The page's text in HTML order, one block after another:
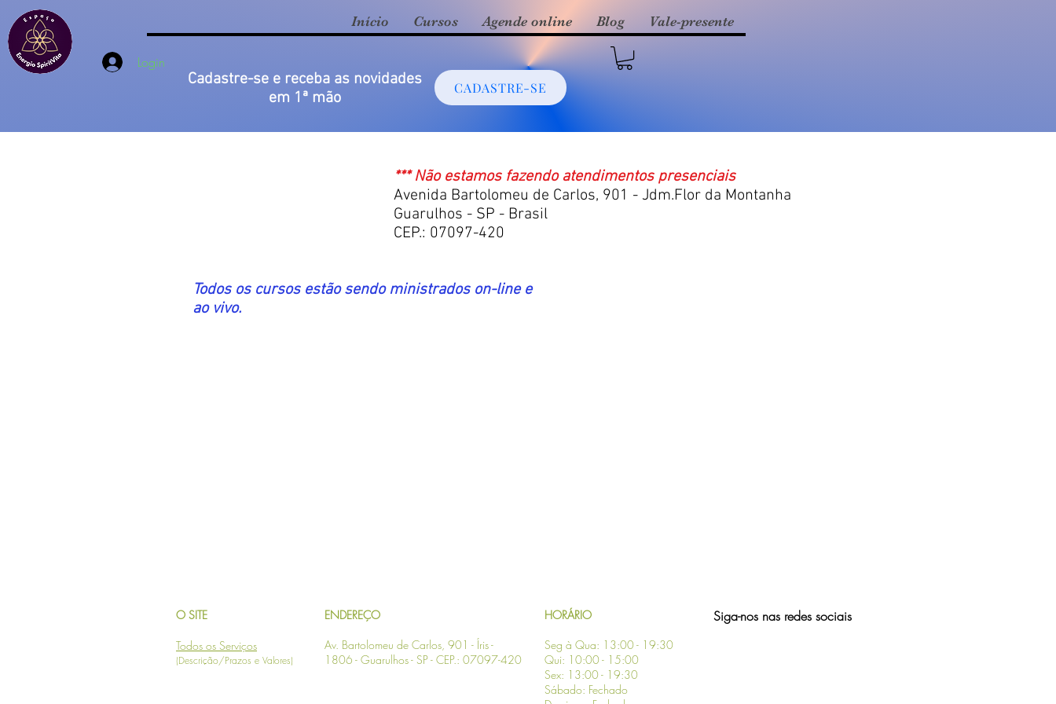
Início Cursos Agende online Blog Vale-presente
Login
Cadastre-se e receba as novidades
em 1ª mão
CADASTRE-SE
*** Não estamos fazendo atendimentos presenciais
Avenida Bartolomeu de Carlos, 901 - Jdm.Flor da Montanha
Guarulhos - SP - Brasil
CEP.: 07097-420
Todos os cursos estão sendo ministrados on-line e
ao vivo.
O SITE
Todos os Serviços
(Descrição/Prazos e Valores)
ENDEREÇO
Av. Bartolomeu de Carlos, 901 - Íris -
1806 - Guarulhos - SP- CEP.: 07097-420
HORÁRIO
Seg à Qua: 13:00 - 19:30
Qui: 10:00 - 15:00
Sex: 13:00 - 19:30
Sábado: Fechado
Siga-nos nas redes sociais